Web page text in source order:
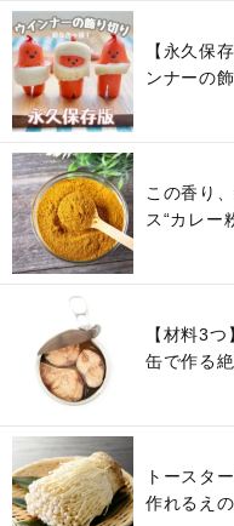
【永久保
ンナーの
この香り
ス“カレー
【材料3
缶で作る
トースタ
作れるえ